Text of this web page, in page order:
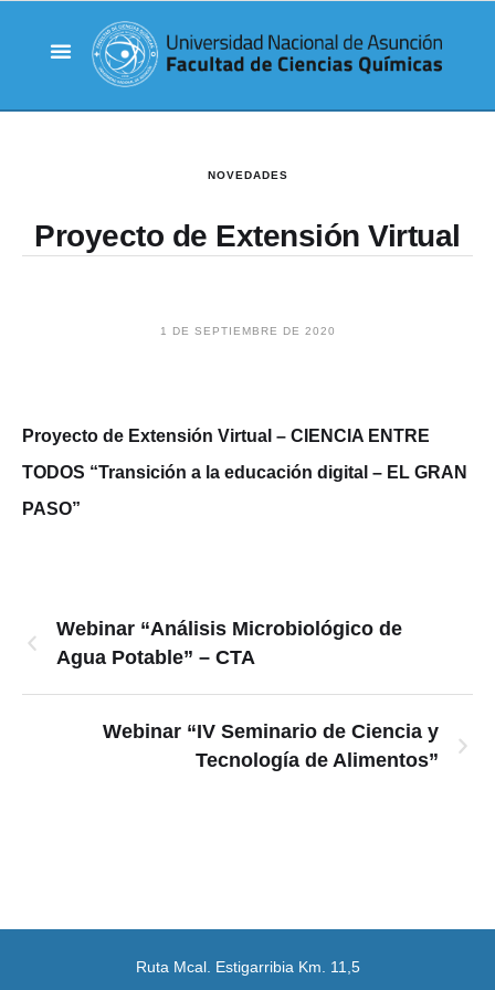
NOVEDADES
Proyecto de Extensión Virtual
1 DE SEPTIEMBRE DE 2020
Proyecto de Extensión Virtual – CIENCIA ENTRE
TODOS “Transición a la educación digital – EL GRAN
PASO”
Webinar “Análisis Microbiológico de
Agua Potable” – CTA
Webinar “IV Seminario de Ciencia y
Tecnología de Alimentos”
Ruta Mcal. Estigarribia Km. 11,5